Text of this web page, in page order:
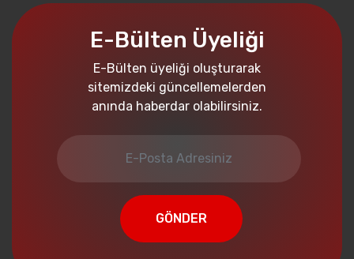
E-Bülten Üyeliği
E-Bülten üyeliği oluşturarak
sitemizdeki güncellemelerden
anında haberdar olabilirsiniz.
GÖNDER